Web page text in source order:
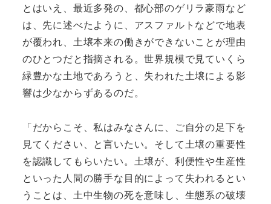
とはいえ、最近多発の、都心部のゲリラ豪雨など
は、先に述べたように、アスファルトなどで地表
が覆われ、土壌本来の働きができないことが理由
のひとつだと指摘される。世界規模で見ていくら
緑豊かな土地であろうと、失われた土壌による影
響は少なからずあるのだ。
「だからこそ、私はみなさんに、ご自分の足下を
見てください、と言いたい。そして土壌の重要性
を認識してもらいたい。土壌が、利便性や生産性
といった人間の勝手な目的によって失われるとい
うことは、土中生物の死を意味し、生態系の破壊